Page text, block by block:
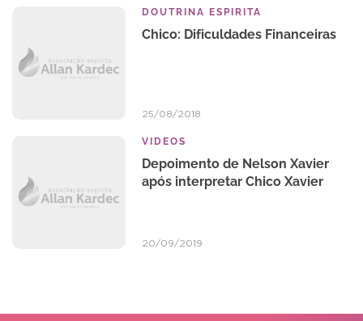
DOUTRINA ESPIRITA
Chico: Dificuldades Financeiras
25/08/2018
VIDEOS
Depoimento de Nelson Xavier
após interpretar Chico Xavier
20/09/2019